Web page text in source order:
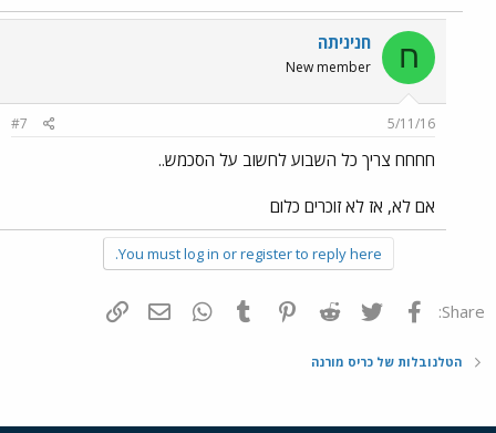
ח חניניתה
New member
5/11/16
#7
חחחח צריך כל השבוע לחשוב על הסכמש..
אם לא, אז לא זוכרים כלום
You must log in or register to reply here.
Share: פייסבוק Twitter
Reddit
Pinterest
Tumblr
WhatsAppדואר אלקטרוני
הטלנובלות של כריס מורנה